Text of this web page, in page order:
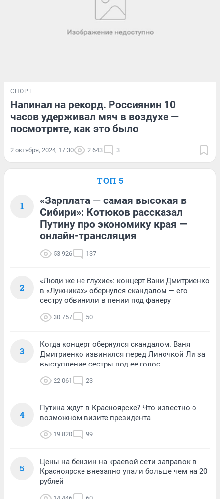
СПОРТ
Напинал на рекорд. Россиянин 10
часов удерживал мяч в воздухе —
посмотрите, как это было
2 октября, 2024, 17:30 2 643 3
ТОП 5
1
«Зарплата — самая высокая в
Сибири»: Котюков рассказал
Путину про экономику края —
онлайн-трансляция
53 926 137
2
«Люди же не глухие»: концерт Вани Дмитриенко
в «Лужниках» обернулся скандалом — его
сестру обвинили в пении под фанеру
30 757 50
3
Когда концерт обернулся скандалом. Ваня
Дмитриенко извинился перед Линочкой Ли за
выступление сестры под ее голос
22 061 23
4
Путина ждут в Красноярске? Что известно о
возможном визите президента
19 820 99
5
Цены на бензин на краевой сети заправок в
Красноярске внезапно упали больше чем на 20
рублей